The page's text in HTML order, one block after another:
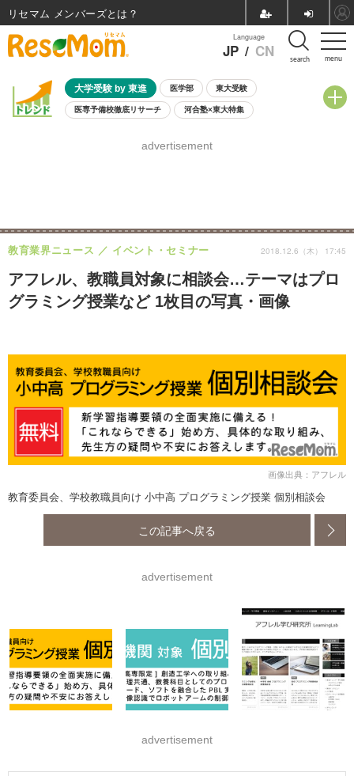
menu
Language
JP / CN search
大学受験 by 東進 医学部 東大受験
医専予備校徹底リサーチ 河合塾×東大特集
8月開催学校説明会・相談会
advertisement
アフレル、教職員対象に相談会…テーマはプロ
グラミング授業など 1枚目の写真・画像
教育業界ニュース イベント・セミナー 2018.12.6（木） 17:45
画像出典：アフレル
教育委員会、学校教職員向け 小中高 プログラミング授業 個別相談会
この記事へ戻る
advertisement
advertisement
リセマム メンバーズ